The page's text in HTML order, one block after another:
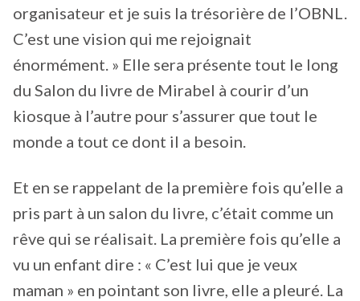
organisateur et je suis la trésorière de l’OBNL.
C’est une vision qui me rejoignait
énormément. » Elle sera présente tout le long
du Salon du livre de Mirabel à courir d’un
kiosque à l’autre pour s’assurer que tout le
monde a tout ce dont il a besoin.
Et en se rappelant de la première fois qu’elle a
pris part à un salon du livre, c’était comme un
rêve qui se réalisait. La première fois qu’elle a
vu un enfant dire : « C’est lui que je veux
maman » en pointant son livre, elle a pleuré. La